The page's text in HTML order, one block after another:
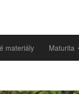
materiály Maturita